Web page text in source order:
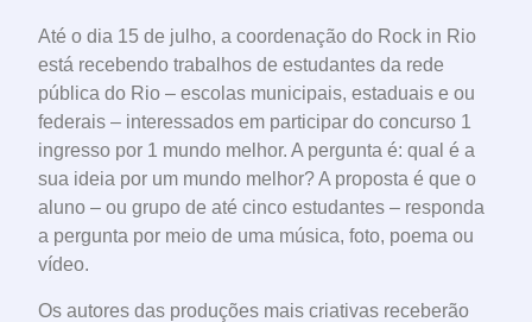
Até o dia 15 de julho, a coordenação do Rock in Rio
está recebendo trabalhos de estudantes da rede
pública do Rio – escolas municipais, estaduais e ou
federais – interessados em participar do concurso 1
ingresso por 1 mundo melhor. A pergunta é: qual é a
sua ideia por um mundo melhor? A proposta é que o
aluno – ou grupo de até cinco estudantes – responda
a pergunta por meio de uma música, foto, poema ou
vídeo.
Os autores das produções mais criativas receberão